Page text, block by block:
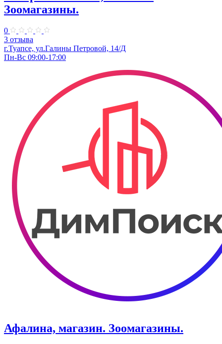
Зоомагазины.
0
3 отзыва
г.Туапсе, ул.Галины Петровой, 14/Д
Пн-Вс 09:00-17:00
Афалина, магазин. Зоомагазины.